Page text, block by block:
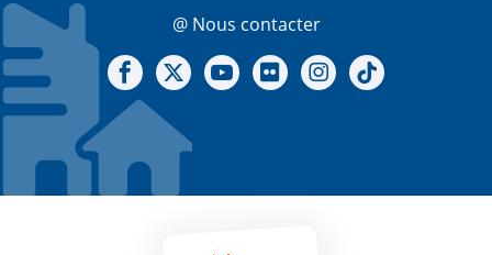
@ Nous contacter
Notre Facebook
Notre X - (twitter)
Notre chaine Youtube
Notre Gallerie sur Flickr
Notre Instagram